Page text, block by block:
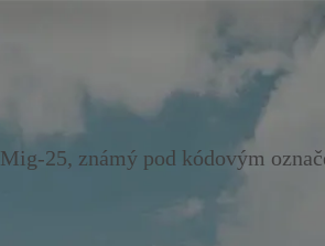
Mig-25, známý pod kódovým